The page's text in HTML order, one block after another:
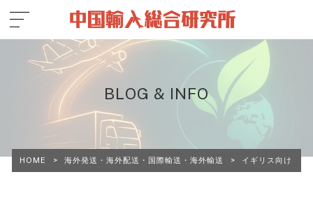
BLOG & INFO
HOME > 海外発送・海外配送・国際輸送・海外輸送 > イギリス向けリー